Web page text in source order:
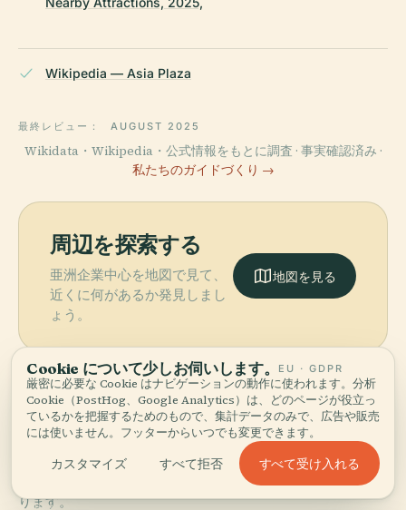
Wikipedia — Asia Plaza
最終レビュー： AUGUST 2025
Wikidata・Wikipedia・公式情報をもとに調査 · 事実確認済み ·
私たちのガイドづくり →
周辺を探索する
亜洲企業中心を地図で見て、
近くに何があるか発見しまし
ょう。
地図を見る
More in高雄市.
発見すべき72スポット — いくつかは組み合わせる価値があ
ります。
PLACE
PLACE
セントラル・パ
Cookie について少しお伺いします。 EU · GDPR
厳密に必要な Cookie はナビゲーションの動作に使われます。分析
Cookie（PostHog、Google Analytics）は、どのページが役立っ
ているかを把握するためのもので、集計データのみで、広告や販売
には使いません。フッターからいつでも変更できます。
カスタマイズ すべて拒否 すべて受け入れる